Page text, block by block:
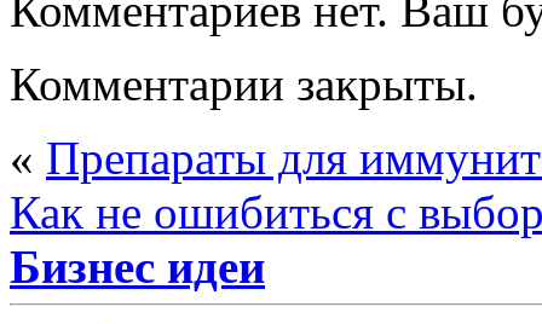
Комментарии закрыты.
« Препараты для
Как не ошибиться с
Бизнес идеи